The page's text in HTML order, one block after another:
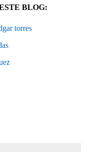
BLOG:
torres